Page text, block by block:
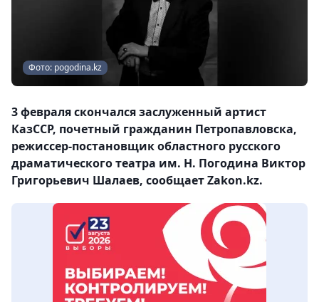
Фото: pogodina.kz
3 февраля скончался заслуженный артист
КазССР, почетный гражданин Петропавловска,
режиссер-постановщик областного русского
драматического театра им. Н. Погодина Виктор
Григорьевич Шалаев, сообщает Zakon.kz.